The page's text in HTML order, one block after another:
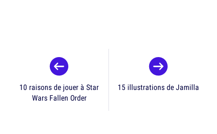
10 raisons de jouer à Star
Wars Fallen Order
15 illustrations de Jamilla